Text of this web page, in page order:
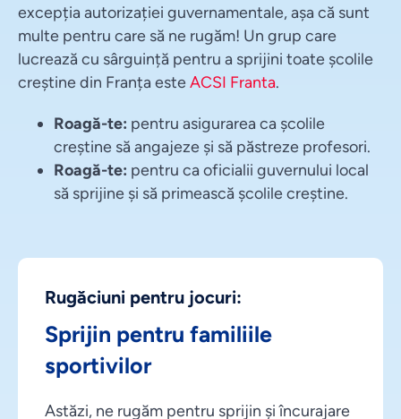
excepția autorizației guvernamentale, așa că sunt
multe pentru care să ne rugăm! Un grup care
lucrează cu sârguință pentru a sprijini toate școlile
creștine din Franța esteACSI Franta.
Roagă-te: pentru asigurarea ca școlile
creștine să angajeze și să păstreze profesori.
Roagă-te: pentru ca oficialii guvernului local
să sprijine și să primească școlile creștine.
Rugăciuni pentru jocuri:
Sprijin pentru familiile
sportivilor
Astăzi, ne rugăm pentru sprijin și încurajare